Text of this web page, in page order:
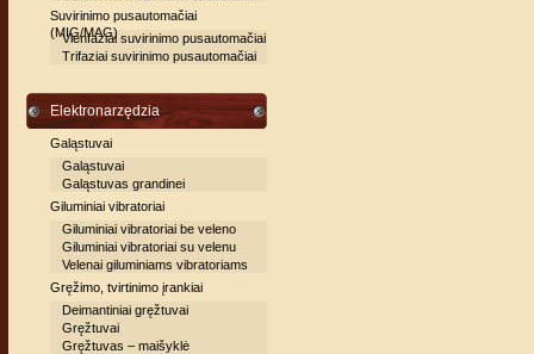
Suvirinimo pusautomačiai
(MIG/MAG)
Vienfaziai suvirinimo pusautomačiai
Trifaziai suvirinimo pusautomačiai
Elektronarzędzia
Galąstuvai
Galąstuvai
Galąstuvas grandinei
Giluminiai vibratoriai
Giluminiai vibratoriai be veleno
Giluminiai vibratoriai su velenu
Velenai giluminiams vibratoriams
Gręžimo, tvirtinimo įrankiai
Deimantiniai gręžtuvai
Gręžtuvai
Gręžtuvas – maišyklė